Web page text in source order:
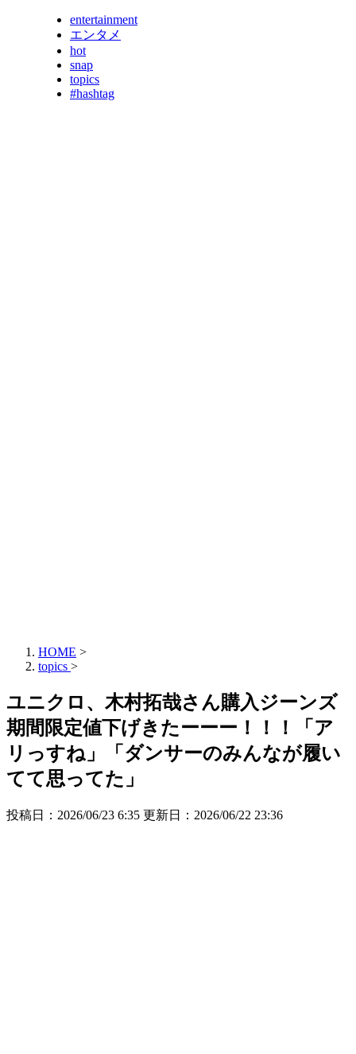
entertainment
エンタメ
hot
snap
topics
#hashtag
HOME >
topics >
ユニクロ、木村拓哉さん購入ジーンズ
期間限定値下げきたーーー！！！「ア
リっすね」「ダンサーのみんなが履い
てて思ってた」
投稿日：2026/06/23 6:35 更新日： 2026/06/22 23:36